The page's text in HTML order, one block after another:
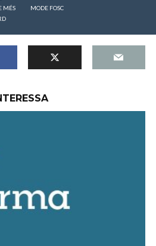
MÉS
MODE FOSC